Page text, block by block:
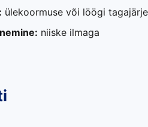
ülekoormuse või löögi
niiske ilmaga